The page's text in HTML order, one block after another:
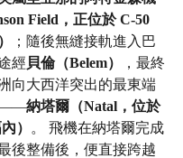
Field，正位於 C-50
；隨後無縫接軌進入巴
經 貝倫（Belem）
，最終
向大西洋突出的最東端
——納塔爾（Natal，位於
）
。 飛機在納塔爾完成
後整備後，便直接跨越